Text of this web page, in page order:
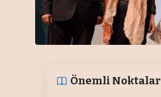
Önemli Noktalar